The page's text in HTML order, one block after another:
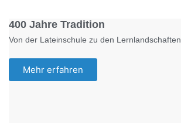
400 Jahre Tradition
Von der Lateinschule zu den Lernlandschaften
Mehr erfahren